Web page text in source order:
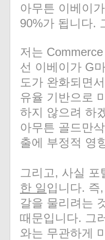
아무튼 이베이
90%가 됩니다.
저는
선 이베이가 G
도가 완화되면
유율 기반으로
하지 않으려 하
아무튼 골드만
출에 부정적 영
그리고, 사실 포
한 일입니다. 즉
갈을 물리려는
때문입니다. 그
와는 무관하게